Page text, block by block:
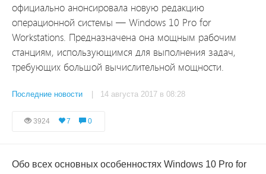
официально анонсировала новую редакцию
операционной системы — Windows 10 Pro for
Workstations. Предназначена она мощным рабочим
станциям, использующимся для выполнения задач,
требующих большой вычислительной мощности.
Последние новости | 14 августа 2017 в 08:28
3924 7 0
Обо всех основных особенностях Windows 10 Pro for